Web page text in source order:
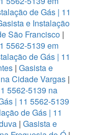
de Gás | 11
e Instalação
São Francisco |
5562-5139 em
de Gás | 11
| Gasista e
Cidade Vargas |
5562-5139 na
| 11 5562-5139
de Gás | 11
| Gasista e